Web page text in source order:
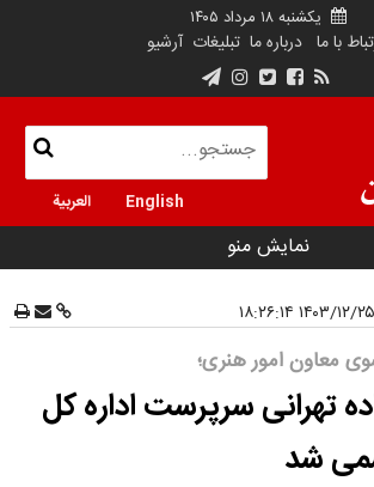
یکشنبه ۱۸ مرداد ۱۴۰۵
با ما درباره ما تبلیغات آرشیو
English العربية
نمایش منو
معاون امور هنری؛
تهرانی سرپرست اداره کل
شد